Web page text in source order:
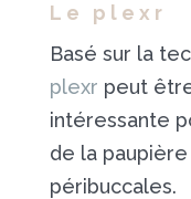
Le plexr
Basé sur la
plexr peut
intéressante
de la
péribuccales.